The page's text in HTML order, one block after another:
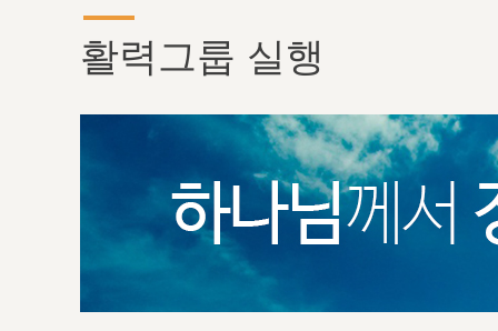
활력그룹 실행